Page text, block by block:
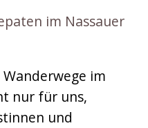
im Nassauer
im
nur für uns,
und